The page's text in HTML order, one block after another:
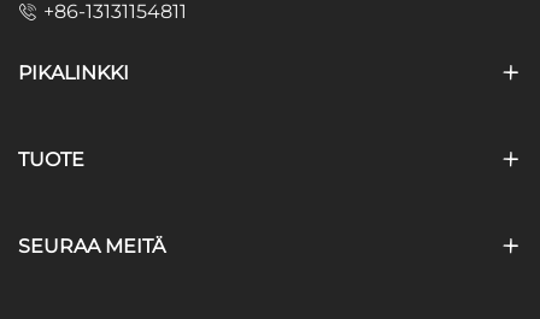
+86-13131154811
PIKALINKKI
TUOTE
SEURAA MEITÄ